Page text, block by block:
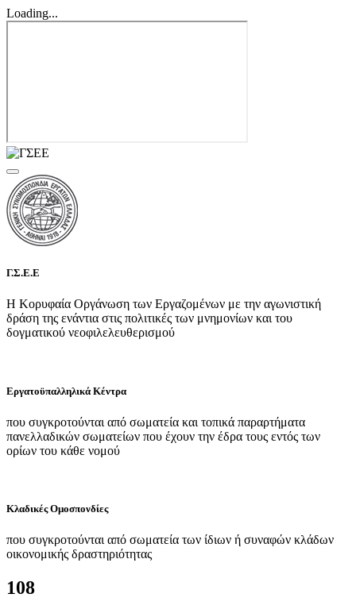
Loading...
Γ.Σ.Ε.Ε
Η Κορυφαία Οργάνωση των Εργαζομένων με την αγωνιστική
δράση της ενάντια στις πολιτικές των μνημονίων και του
δογματικού νεοφιλελευθερισμού
Εργατοϋπαλληλικά Κέντρα
που συγκροτούνται από σωματεία και τοπικά παραρτήματα
πανελλαδικών σωματείων που έχουν την έδρα τους εντός των
ορίων του κάθε νομού
Κλαδικές Ομοσπονδίες
που συγκροτούνται από σωματεία των ίδιων ή συναφών κλάδων
οικονομικής δραστηριότητας
108